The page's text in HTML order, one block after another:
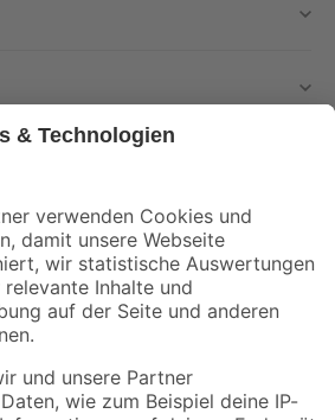
und Aktionen mehr verpassen!